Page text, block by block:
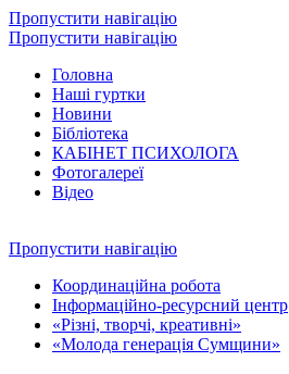
Пропустити навігацію
Пропустити навігацію
Головна
Наші гуртки
Новини
Бібліотека
КАБІНЕТ ПСИХОЛОГА
Фотогалереї
Відео
Пропустити навігацію
Координаційна робота
Інформаційно-ресурсний центр
«Різні, творчі, креативні»
«Молода генерація Сумщини»